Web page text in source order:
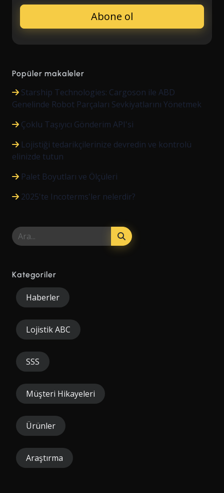
Popüler makaleler
Starship Technologies: Cargoson ile ABD
Genelinde Robot Parçaları Sevkiyatlarını Yönetmek
Çoklu Taşıyıcı Gönderim API'si
Lojistiği tedarikçilerinize devredin ve kontrolü
elinizde tutun
Palet Boyutları ve Ölçüleri
2025'te Incoterms'ler nelerdir?
Kategoriler
Haberler
Lojistik ABC
SSS
Müşteri Hikayeleri
Ürünler
Araştırma